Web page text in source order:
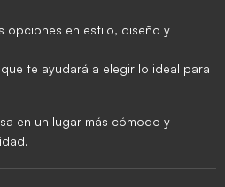
opciones en estilo, diseño y
te ayudará a elegir lo ideal para
en un lugar más cómodo y